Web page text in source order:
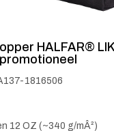
HALFAR®
1816506
12 OZ (~340 g/mÂ²)